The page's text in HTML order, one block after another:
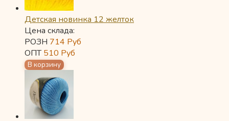
Детская новинка 12 желток
Цена склада:
РОЗН 714 Руб
ОПТ510 Руб